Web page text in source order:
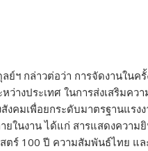
ย์ฯ กล่าวต่อว่า การจัดงานใน
หว่างประเทศ ในการส่งเสริมค
สังคมเพื่อยกระดับมาตรฐานแร
ยในงาน ได้แก่ สารแสดงความ
ตร์ 100 ปี ความสัมพันธ์ไทย แ